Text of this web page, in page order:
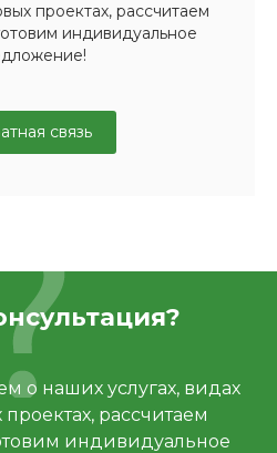
проектах, рассчитаем
индивидуальное
связь
о наших услугах, видах
рассчитаем
индивидуальное